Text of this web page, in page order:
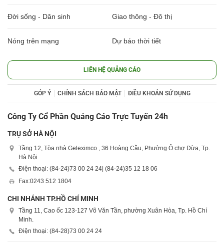
Đời sống - Dân sinh Giao thông - Đô thị
Nóng trên mạng Dự báo thời tiết
LIÊN HỆ QUẢNG CÁO
GÓP Ý CHÍNH SÁCH BẢO MẬT ĐIỀU KHOẢN SỬ DỤNG
Công Ty Cổ Phần Quảng Cáo Trực Tuyến 24h
TRỤ SỞ HÀ NỘI
Tầng 12, Tòa nhà Geleximco , 36 Hoàng Cầu, Phường Ô chợ Dừa, Tp.
Hà Nội
Điện thoại: (84-24)73 00 24 24 | (84-24)35 12 18 06
Fax:0243 512 1804
CHI NHÁNH TP.HỒ CHÍ MINH
Tầng 11, Cao ốc 123-127 Võ Văn Tần, phường Xuân Hòa, Tp. Hồ Chí
Minh.
Điện thoại: (84-28)73 00 24 24